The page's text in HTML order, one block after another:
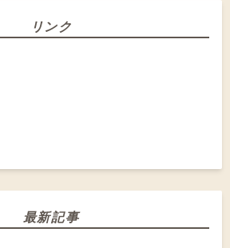
リンク
最新記事